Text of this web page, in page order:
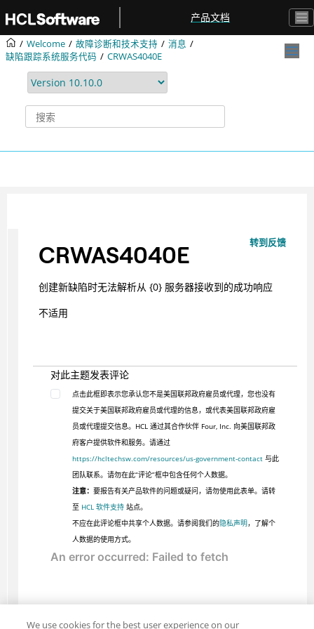
产品文档
Welcome 故障诊断和技术支持
消息
缺陷跟踪系统服务代码
CRWAS4040E
转到反馈
CRWAS4040E
创建新缺陷时无法解析从 {0} 服务器接收到的成功响应
不适用
对此主题发表评论
点击此框即表示您承认您不是美国联邦政府雇员或代理，您也没有
提交关于美国联邦政府雇员或代理的信息，或代表美国联邦政府雇
员或代理提交信息。HCL 通过其合作伙伴 Four, Inc. 向美国联邦政
府客户提供软件和服务。请通过
https://hcltechsw.com/resources/us-government-contact与此
团队联系。请勿在此“评论”框中包含任何个人数据。
注意： 要报告有关产品软件的问题或疑问，请勿使用此表单。请转
至 HCL 软件支持站点。
不应在此评论框中共享个人数据。请参阅我们的隐私声明，了解个
人数据的使用方式。
We use cookies for the best user experience on our